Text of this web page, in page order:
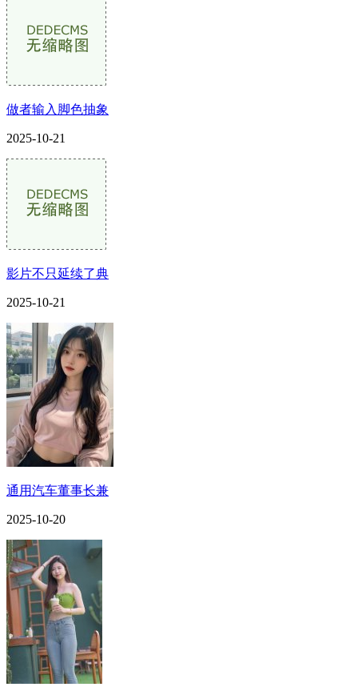
做者输入脚色抽象
2025-10-21
影片不只延续了典
2025-10-21
通用汽车董事长兼
2025-10-20